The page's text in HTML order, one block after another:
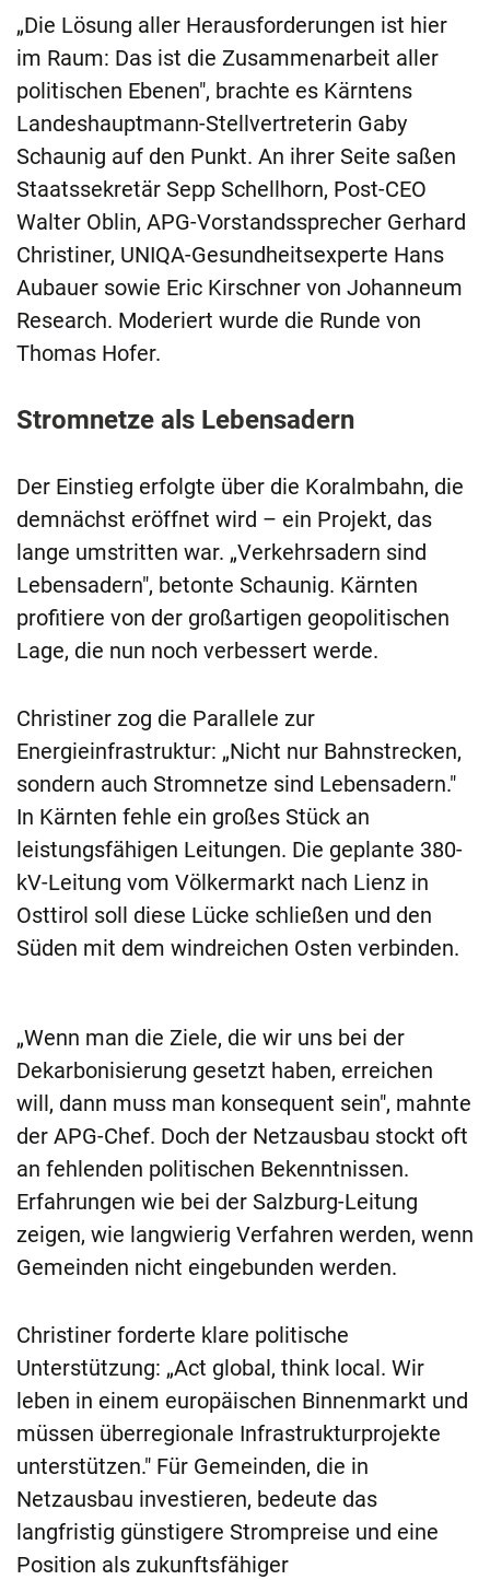
„Die Lösung aller Herausforderungen ist hier
im Raum: Das ist die Zusammenarbeit aller
politischen Ebenen", brachte es Kärntens
Landeshauptmann-Stellvertreterin Gaby
Schaunig auf den Punkt. An ihrer Seite saßen
Staatssekretär Sepp Schellhorn, Post-CEO
Walter Oblin, APG-Vorstandssprecher Gerhard
Christiner, UNIQA-Gesundheitsexperte Hans
Aubauer sowie Eric Kirschner von Johanneum
Research. Moderiert wurde die Runde von
Thomas Hofer.
Stromnetze als Lebensadern
Der Einstieg erfolgte über die Koralmbahn, die
demnächst eröffnet wird – ein Projekt, das
lange umstritten war. „Verkehrsadern sind
Lebensadern", betonte Schaunig. Kärnten
profitiere von der großartigen geopolitischen
Lage, die nun noch verbessert werde.
Christiner zog die Parallele zur
Energieinfrastruktur: „Nicht nur Bahnstrecken,
sondern auch Stromnetze sind Lebensadern."
In Kärnten fehle ein großes Stück an
leistungsfähigen Leitungen. Die geplante 380-
kV-Leitung vom Völkermarkt nach Lienz in
Osttirol soll diese Lücke schließen und den
Süden mit dem windreichen Osten verbinden.
„Wenn man die Ziele, die wir uns bei der
Dekarbonisierung gesetzt haben, erreichen
will, dann muss man konsequent sein", mahnte
der APG-Chef. Doch der Netzausbau stockt oft
an fehlenden politischen Bekenntnissen.
Erfahrungen wie bei der Salzburg-Leitung
zeigen, wie langwierig Verfahren werden, wenn
Gemeinden nicht eingebunden werden.
Christiner forderte klare politische
Unterstützung: „Act global, think local. Wir
leben in einem europäischen Binnenmarkt und
müssen überregionale Infrastrukturprojekte
unterstützen." Für Gemeinden, die in
Netzausbau investieren, bedeute das
langfristig günstigere Strompreise und eine
Position als zukunftsfähiger